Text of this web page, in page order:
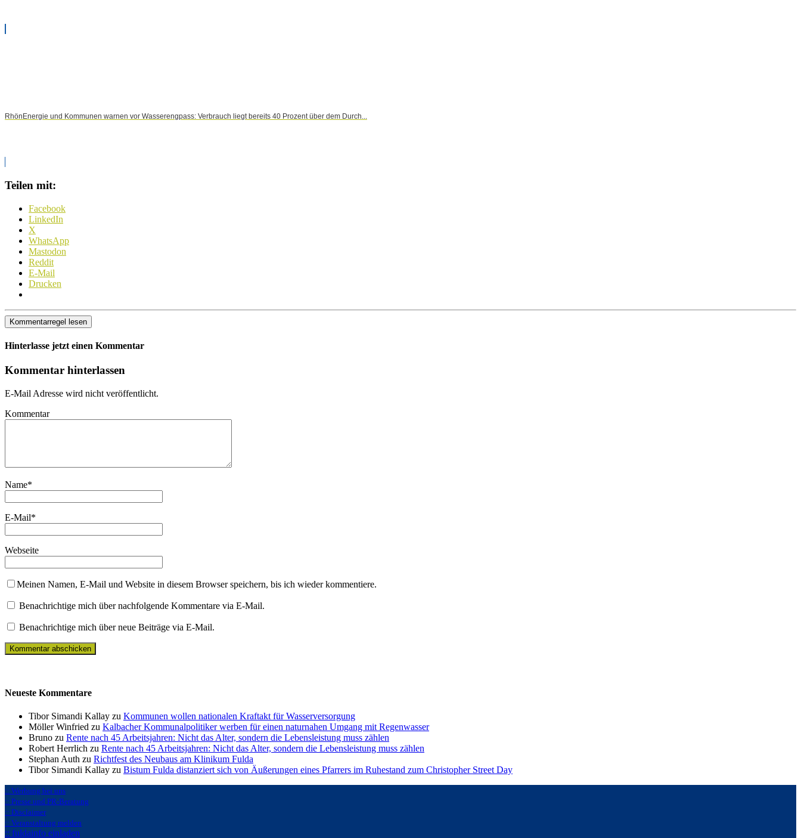
RhönEnergie und Kommunen warnen vor Wasserengpass: Verbrauch liegt bereits 40 Prozent über dem Durch...
Teilen mit:
Facebook
LinkedIn
X
WhatsApp
Mastodon
Reddit
E-Mail
Drucken
Kommentarregel lesen
Hinterlasse jetzt einen Kommentar
Kommentar hinterlassen
E-Mail Adresse wird nicht veröffentlicht.
Kommentar
Name*
E-Mail*
Webseite
Meinen Namen, E-Mail und Website in diesem Browser speichern, bis ich wieder kommentiere.
Benachrichtige mich über nachfolgende Kommentare via E-Mail.
Benachrichtige mich über neue Beiträge via E-Mail.
Neueste Kommentare
Tibor Simandi Kallay zu Kommunen wollen nationalen Kraftakt für Wasserversorgung
Möller Winfried zu Kalbacher Kommunalpolitiker werben für einen naturnahen Umgang mit Regenwasser
Bruno zu Rente nach 45 Arbeitsjahren: Nicht das Alter, sondern die Lebensleistung muss zählen
Robert Herrlich zu Rente nach 45 Arbeitsjahren: Nicht das Alter, sondern die Lebensleistung muss zählen
Stephan Auth zu Richtfest des Neubaus am Klinikum Fulda
Tibor Simandi Kallay zu Bistum Fulda distanziert sich von Äußerungen eines Pfarrers im Ruhestand zum Christopher Street Day
:: Werbung bei uns
:: Presse und PR-Beratung
:: Disclaimer
:: Veranstaltung melden
:: fuldainfo einladen